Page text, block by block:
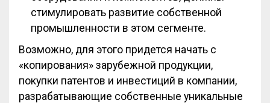
стимулировать развитие собственной
промышленности в этом сегменте.
Возможно, для этого придется начать с
«копирования» зарубежной продукции,
покупки патентов и инвестиций в компании,
разрабатывающие собственные уникальные